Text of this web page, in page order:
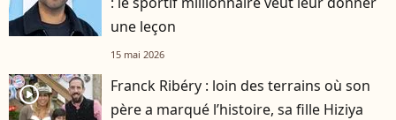
une leçon
15 mai 2026
player2
Franck Ribéry : loin des terrains où son
père a marqué l’histoire, sa fille Hiziya